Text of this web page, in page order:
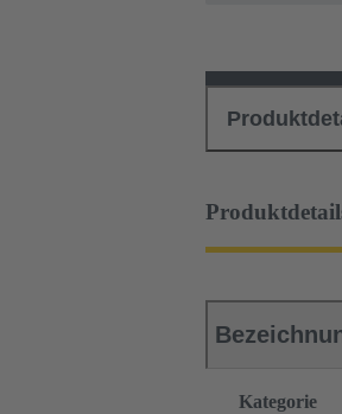
Kategorie